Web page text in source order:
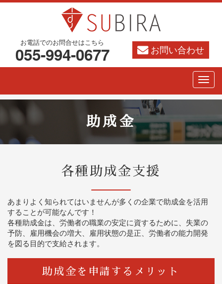
お電話でのお問合せはこちら
055-994-0677 お問い合わせ
助成金
各種助成金支援
あまりよく知られてはいませんが多くの企業で助成金を活用
することが可能なんです！
各種助成金は、労働者の職業の安定に資するために、失業の
予防、雇用機会の増大、雇用状態の是正、労働者の能力開発
を図る目的で支給されます。
助成金を申請するメリット